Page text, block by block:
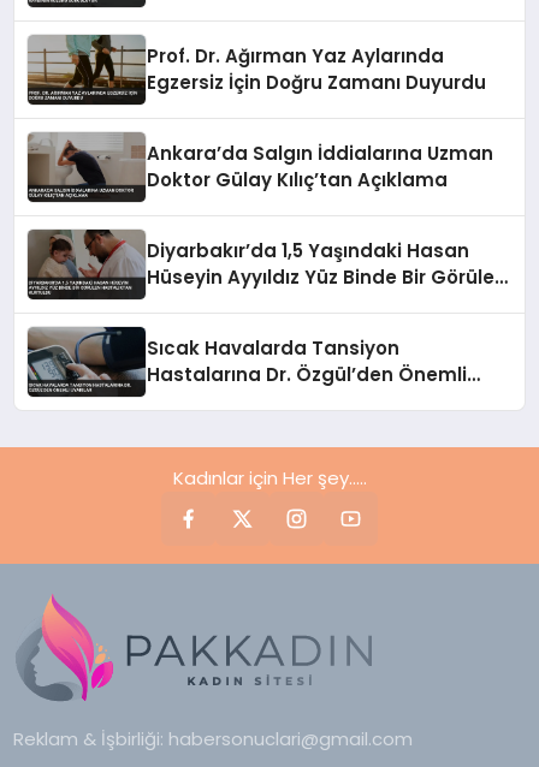
Prof. Dr. Ağırman Yaz Aylarında
Egzersiz İçin Doğru Zamanı Duyurdu
Ankara’da Salgın İddialarına Uzman
Doktor Gülay Kılıç’tan Açıklama
Diyarbakır’da 1,5 Yaşındaki Hasan
Hüseyin Ayyıldız Yüz Binde Bir Görülen
Sıcak Havalarda Tansiyon
Hastalarına Dr. Özgül’den Önemli
Kadınlar için Her şey.....
Reklam & İşbirliği: habersonuclari@gmail.com